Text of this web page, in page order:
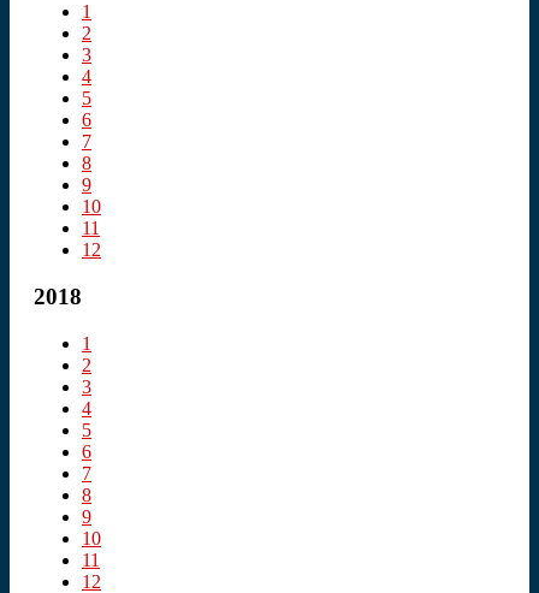
1
2
3
4
5
6
7
8
9
10
11
12
2018
1
2
3
4
5
6
7
8
9
10
11
12